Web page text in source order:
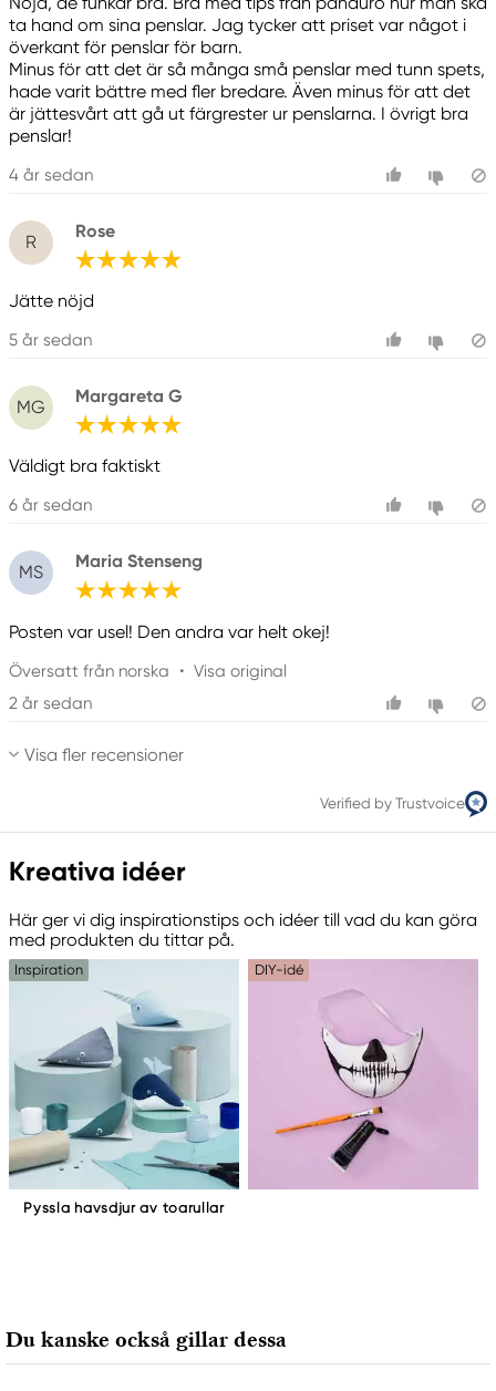
ta hand om sina penslar. Jag tycker att priset var något i
överkant för penslar för barn.
Minus för att det är så många små penslar med tunn spets,
hade varit bättre med fler bredare. Även minus för att det
är jättesvårt att gå ut färgrester ur penslarna. I övrigt bra
penslar!
4 år sedan
R
Rose
Jätte nöjd
5 år sedan
MG
Margareta G
Väldigt bra faktiskt
6 år sedan
MS
Maria Stenseng
Posten var usel! Den andra var helt okej!
Översatt från norska • Visa original
2 år sedan
Visa fler recensioner
Verified by Trustvoice
Kreativa idéer
Här ger vi dig inspirationstips och idéer till vad du kan göra
med produkten du tittar på.
Inspiration
Pyssla havsdjur av toarullar
DIY-idé
Du kanske också gillar dessa